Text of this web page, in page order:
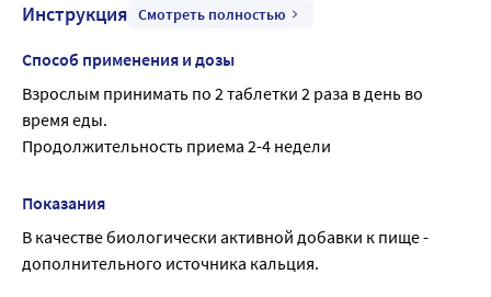
Инструкция Смотреть полностью
Способ применения и дозы
Взрослым принимать по 2 таблетки 2 раза в день во
время еды.
Продолжительность приема 2-4 недели
Показания
В качестве биологически активной добавки к пище -
дополнительного источника кальция.